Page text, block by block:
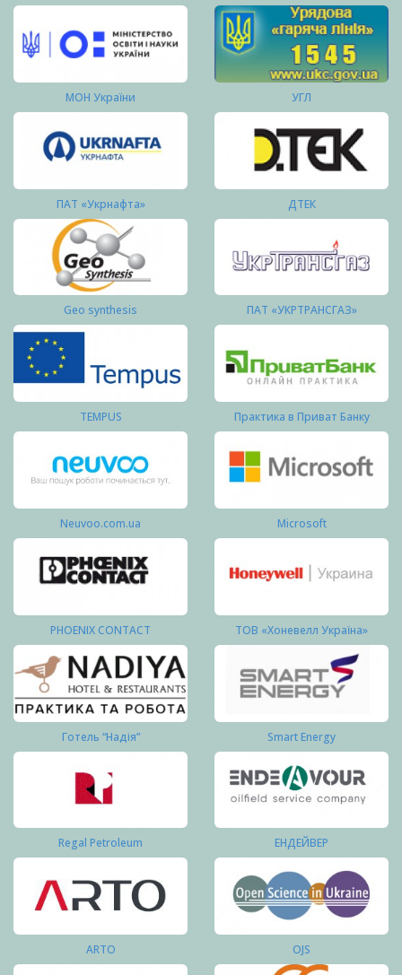
МОН України УГЛ
ПАТ «Укрнафта» ДТЕК
Geo synthesis ПАТ «УКРТРАНСГАЗ»
TEMPUS Практика в Приват Банку
Neuvoo.com.ua Microsoft
PHOENIX CONTACT ТОВ «Хоневелл Україна»
Готель “Надія” Smart Energy
Regal Petroleum ЕНДЕЙВЕР
ARTO OJS